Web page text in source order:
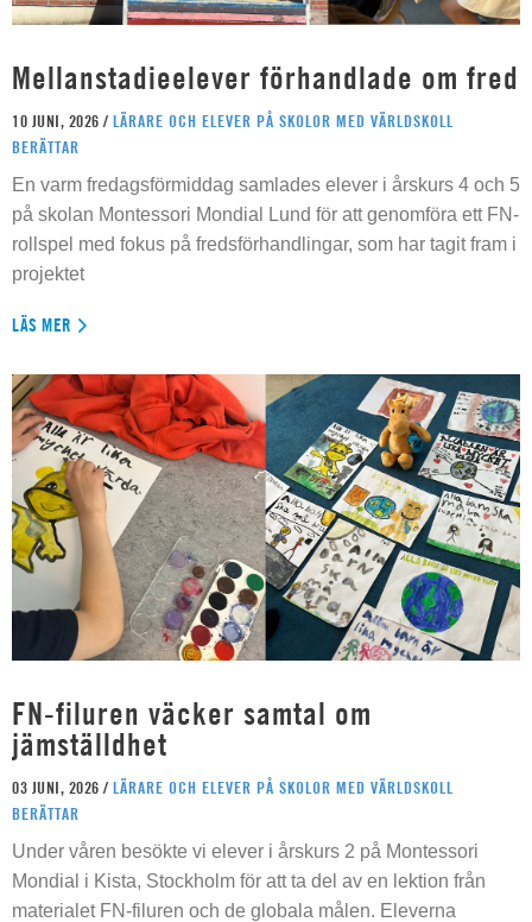
Mellanstadieelever förhandlade om fred
10 JUNI, 2026 / LÄRARE OCH ELEVER PÅ SKOLOR MED VÄRLDSKOLL
BERÄTTAR
En varm fredagsförmiddag samlades elever i årskurs 4 och 5
på skolan Montessori Mondial Lund för att genomföra ett FN-
rollspel med fokus på fredsförhandlingar, som har tagit fram i
projektet
LÄS MER
FN-filuren väcker samtal om
jämställdhet
03 JUNI, 2026 / LÄRARE OCH ELEVER PÅ SKOLOR MED VÄRLDSKOLL
BERÄTTAR
Under våren besökte vi elever i årskurs 2 på Montessori
Mondial i Kista, Stockholm för att ta del av en lektion från
materialet FN-filuren och de globala målen. Eleverna